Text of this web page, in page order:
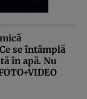
se întâmplă
în apă. Nu